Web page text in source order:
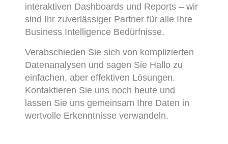
interaktiven Dashboards und Reports – wir
sind Ihr zuverlässiger Partner für alle Ihre
Business Intelligence Bedürfnisse.
Verabschieden Sie sich von komplizierten
Datenanalysen und sagen Sie Hallo zu
einfachen, aber effektiven Lösungen.
Kontaktieren Sie uns noch heute und
lassen Sie uns gemeinsam Ihre Daten in
wertvolle Erkenntnisse verwandeln.